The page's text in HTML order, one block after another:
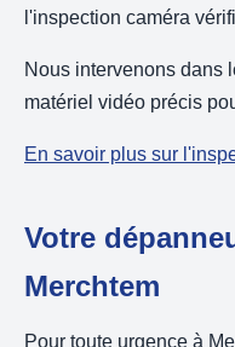
l'inspection caméra
Nous intervenons dans
matériel vidéo précis
En savoir plus sur
Votre
Merchtem
Pour toute urgence à